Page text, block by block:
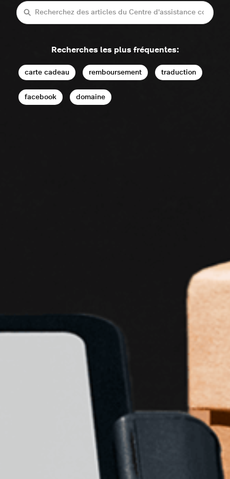
Recherche
Recherches les plus fréquentes:
carte cadeau remboursement traduction
facebook domaine